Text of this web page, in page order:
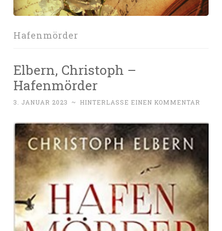
Hafenmörder
Elbern, Christoph –
Hafenmörder
3. JANUAR 2023 ~ HINTERLASSE EINEN KOMMENTAR